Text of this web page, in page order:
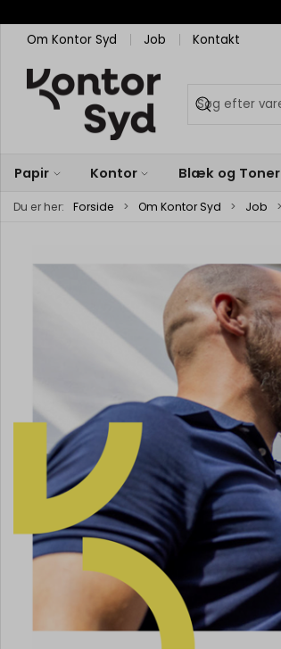
Om Kontor Syd
Job Kontakt
Papir Kontor Blæk og Toner
Du er her: Forside Om Kontor Syd Job